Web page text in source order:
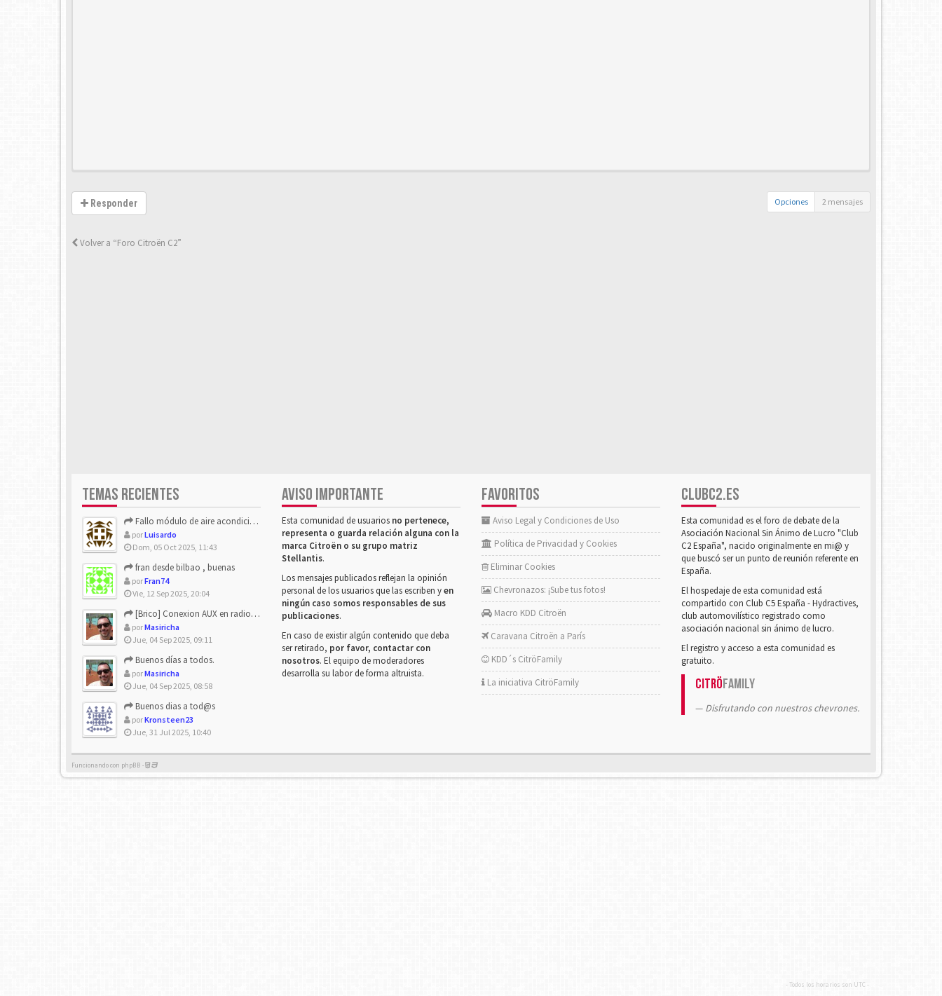
Responder Opciones 2 mensajes
Volver a “Foro Citroën C2”
TEMAS RECIENTES
Fallo módulo de aire acondicionado
porLuisardo
Dom, 05 Oct 2025, 11:43
fran desde bilbao , buenas
porFran74
Vie, 12 Sep 2025, 20:04
[Brico] Conexion AUX en radio de origen
porMasiricha
Jue, 04 Sep 2025, 09:11
Buenos días a todos.
porMasiricha
Jue, 04 Sep 2025, 08:58
Buenos dias a tod@s
porKronsteen23
Jue, 31 Jul 2025, 10:40
AVISO IMPORTANTE
Esta comunidad de usuarios no pertenece,
representa o guarda relación alguna con la
marca Citroën o su grupo matriz
Stellantis.
Los mensajes publicados reflejan la opinión
personal de los usuarios que las escriben yen
ningún caso somos responsables de sus
publicaciones.
En caso de existir algún contenido que deba
ser retirado, por favor, contactar con
nosotros. El equipo de moderadores
desarrolla su labor de forma altruista.
FAVORITOS
Aviso Legal y Condiciones de Uso
Política de Privacidad y Cookies
Eliminar Cookies
Chevronazos: ¡Sube tus fotos!
Macro KDD Citroën
Caravana Citroën a París
KDD´s CitröFamily
La iniciativa CitröFamily
CLUBC2.ES
Esta comunidad es el foro de debate de la
Asociación Nacional Sin Ánimo de Lucro "Club
C2 España", nacido originalmente en mi@ y
que buscó ser un punto de reunión referente en
España.
El hospedaje de esta comunidad está
compartido con Club C5 España - Hydractives,
club automovilístico registrado como
asociación nacional sin ánimo de lucro.
El registro y acceso a esta comunidad es
gratuito.
CitröFamily
Disfrutando con nuestros chevrones.
Funcionando con phpBB -
- Todos los horarios son UTC -